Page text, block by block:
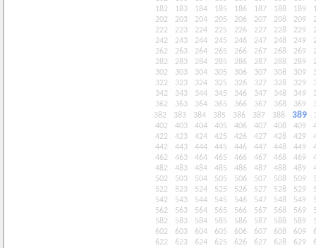
182
183 184 185 186 187 188 189
202
203 204 205 206 207 208 209
222
223 224 225 226 227 228 229
242
243 244 245 246 247 248 249
262
263 264 265 266 267 268 269
282
283 284 285 286 287 288 289
302
303 304 305 306 307 308 309
322
323 324 325 326 327 328 329
342
343 344 345 346 347 348 349
362
363 364 365 366 367 368 369
382
383 384 385 386 387 388 389
402
403 404 405 406 407 408 409
422
423 424 425 426 427 428 429
442
443 444 445 446 447 448 449
462
463 464 465 466 467 468 469
482
483 484 485 486 487 488 489
502
503 504 505 506 507 508 509
522
523 524 525 526 527 528 529
542
543 544 545 546 547 548 549
562
563 564 565 566 567 568 569
582
583 584 585 586 587 588 589
602
603 604 605 606 607 608 609
622
623 624 625 626 627 628 629